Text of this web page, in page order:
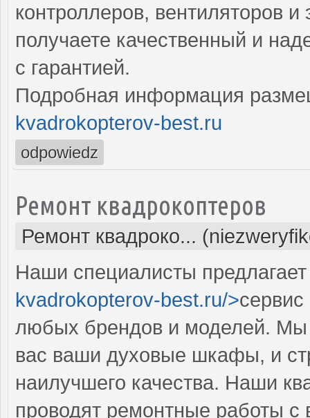
контроллеров, вентиляторов
получаете качественный и
с гарантией.
Подробная информация
kvadrokopterov-best.ru
odpowiedz
Ремонт квадрокоптеров
Ремонт квадроко...
Наши специалисты
kvadrokopterov-best.ru/>
любых брендов и моделей. Мы
вас ваши духовые шкафы, и
наилучшего качества. Наши
проводят ремонтные работы с